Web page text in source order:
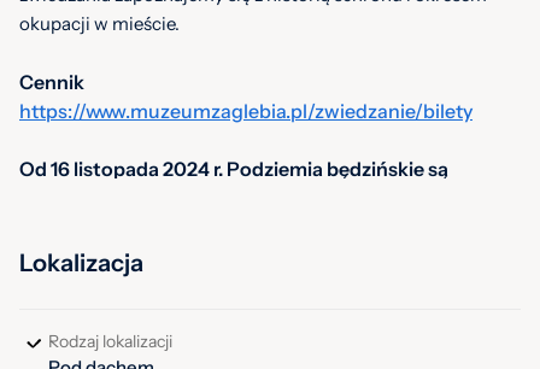
okupacji w mieście.
Cennik
https://www.muzeumzaglebia.pl/zwiedzanie/bilety
Od 16 listopada 2024 r. Podziemia będzińskie są
Lokalizacja
Rodzaj lokalizacji